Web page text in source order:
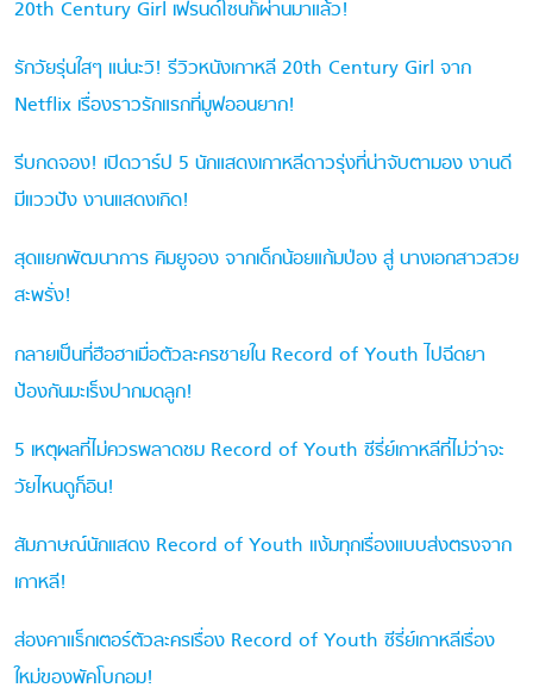
20th Century Girl เฟรนด์โซนก็ผ่านมาแล้ว!
รักวัยรุ่นใสๆ แน่นะวิ! รีวิวหนังเกาหลี 20th Century Girl จาก
Netflix เรื่องราวรักแรกที่มูฟออนยาก!
รีบกดจอง! เปิดวาร์ป 5 นักแสดงเกาหลีดาวรุ่งที่น่าจับตามอง งานดี
มีแววปัง งานแสดงเกิด!
สุดแยกพัฒนาการ คิมยูจอง จากเด็กน้อยแก้มป่อง สู่ นางเอกสาวสวย
สะพรั่ง!
กลายเป็นที่ฮือฮาเมื่อตัวละครชายใน Record of Youth ไปฉีดยา
ป้องกันมะเร็งปากมดลูก!
5 เหตุผลที่ไม่ควรพลาดชม Record of Youth ซีรี่ย์เกาหลีที่ไม่ว่าจะ
วัยไหนดูก็อิน!
สัมภาษณ์นักแสดง Record of Youth แง้มทุกเรื่องแบบส่งตรงจาก
เกาหลี!
ส่องคาแร็กเตอร์ตัวละครเรื่อง Record of Youth ซีรี่ย์เกาหลีเรื่อง
ใหม่ของพัคโบกอม!